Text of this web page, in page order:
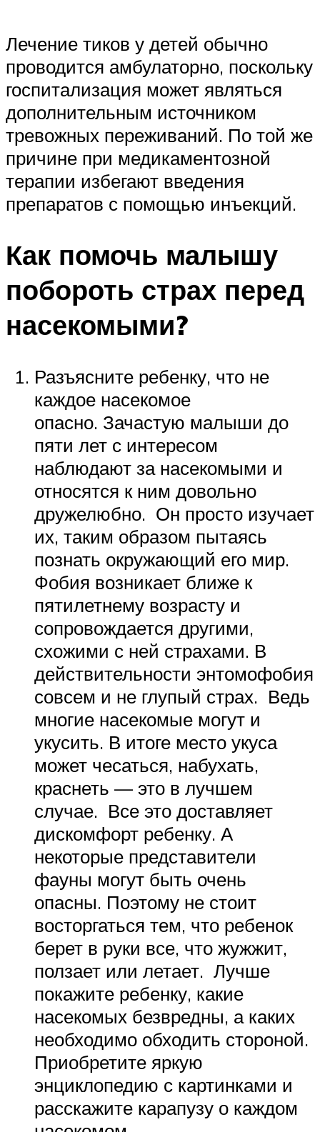
Лечение тиков у детей обычно
проводится амбулаторно, поскольку
госпитализация может являться
дополнительным источником
тревожных переживаний. По той же
причине при медикаментозной
терапии избегают введения
препаратов с помощью инъекций.
Как помочь малышу
побороть страх перед
насекомыми?
Разъясните ребенку, что не
каждое насекомое
опасно. Зачастую малыши до
пяти лет с интересом
наблюдают за насекомыми и
относятся к ним довольно
дружелюбно. Он просто изучает
их, таким образом пытаясь
познать окружающий его мир.
Фобия возникает ближе к
пятилетнему возрасту и
сопровождается другими,
схожими с ней страхами. В
действительности энтомофобия
совсем и не глупый страх. Ведь
многие насекомые могут и
укусить. В итоге место укуса
может чесаться, набухать,
краснеть — это в лучшем
случае. Все это доставляет
дискомфорт ребенку. А
некоторые представители
фауны могут быть очень
опасны. Поэтому не стоит
восторгаться тем, что ребенок
берет в руки все, что жужжит,
ползает или летает. Лучше
покажите ребенку, какие
насекомых безвредны, а каких
необходимо обходить стороной.
Приобретите яркую
энциклопедию с картинками и
расскажите карапузу о каждом